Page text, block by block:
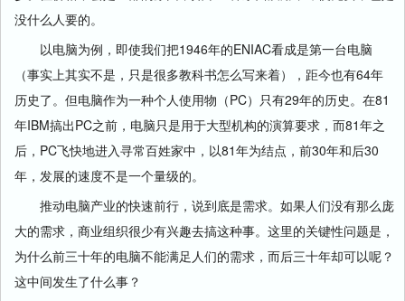
没什么人要的。
以电脑为例，即使我们把1946年的ENIAC看成是第一台电脑
（事实上其实不是，只是很多教科书怎么写来着），距今也有64年
历史了。但电脑作为一种个人使用物（PC）只有29年的历史。在81
年IBM搞出PC之前，电脑只是用于大型机构的演算要求，而81年之
后，PC飞快地进入寻常百姓家中，以81年为结点，前30年和后30
年，发展的速度不是一个量级的。
推动电脑产业的快速前行，说到底是需求。如果人们没有那么庞
大的需求，商业组织很少有兴趣去搞这种事。这里的关键性问题是，
为什么前三十年的电脑不能满足人们的需求，而后三十年却可以呢？
这中间发生了什么事？